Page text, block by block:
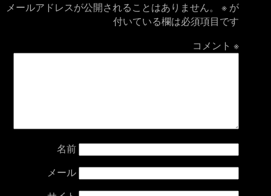
メールアドレスが公開されることはありません。 ※ が
付いている欄は必須項目です
コメント※
名前
メール